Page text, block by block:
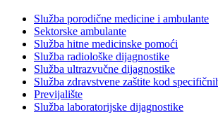
Služba porodične medicine i ambulante
Sektorske ambulante
Služba hitne medicinske pomoći
Služba radiološke dijagnostike
Služba ultrazvučne dijagnostike
Služba zdravstvene zaštite kod
Previjalište
Služba laboratorijske dijagnostike